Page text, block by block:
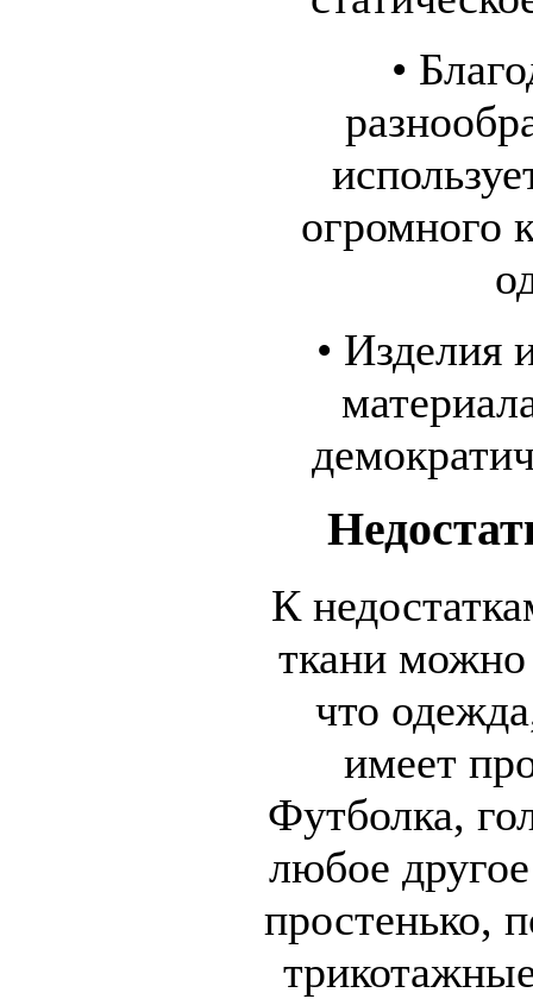
•
огромного
• Изделия
К
ткани можно
что
имеет
Футболка,
любое
простенько,